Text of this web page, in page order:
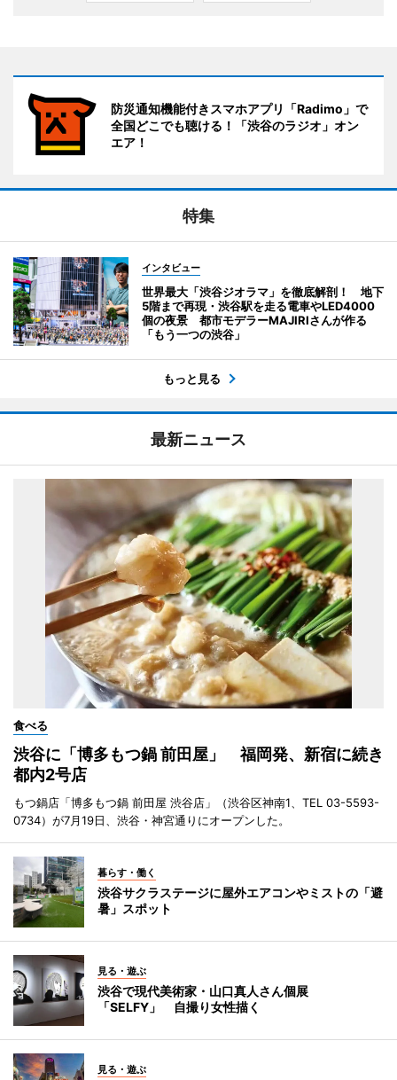
防災通知機能付きスマホアプリ「Radimo」で
全国どこでも聴ける！「渋谷のラジオ」オン
エア！
特集
インタビュー
世界最大「渋谷ジオラマ」を徹底解剖！ 地下
5階まで再現・渋谷駅を走る電車やLED4000
個の夜景 都市モデラーMAJIRIさんが作る
「もう一つの渋谷」
もっと見る
最新ニュース
食べる
渋谷に「博多もつ鍋 前田屋」 福岡発、新宿に続き
都内2号店
もつ鍋店「博多もつ鍋 前田屋 渋谷店」（渋谷区神南1、TEL 03-5593-
0734）が7月19日、渋谷・神宮通りにオープンした。
暮らす・働く
渋谷サクラステージに屋外エアコンやミストの「避
暑」スポット
見る・遊ぶ
渋谷で現代美術家・山口真人さん個展
「SELFY」 自撮り女性描く
見る・遊ぶ